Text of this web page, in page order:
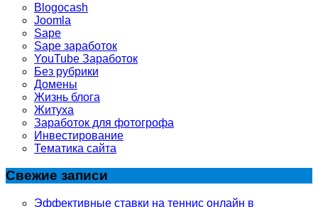
Blogocash
Joomla
Sape
Sape заработок
YouTube Заработок
Без рубрики
Домены
Жизнь блога
Житуха
Заработок для фотогрофа
Инвестирование
Тематика сайта
Свежие записи
Эффективные ставки на теннис онлайн в